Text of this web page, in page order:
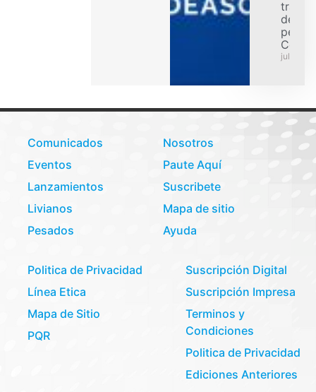
de
julio 31,
Comunicados
Eventos
Lanzamientos
Livianos
Pesados
Nosotros
Paute Aquí
Suscribete
Mapa de sitio
Ayuda
Politica de Privacidad
Línea Etica
Mapa de Sitio
PQR
Suscripción Digital
Suscripción Impresa
Terminos y
Condiciones
Politica de Privacidad
Ediciones Anteriores